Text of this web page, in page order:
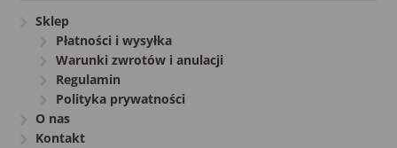
Sklep
Płatności i wysyłka
Warunki zwrotów i anulacji
Regulamin
Polityka prywatności
O nas
Kontakt